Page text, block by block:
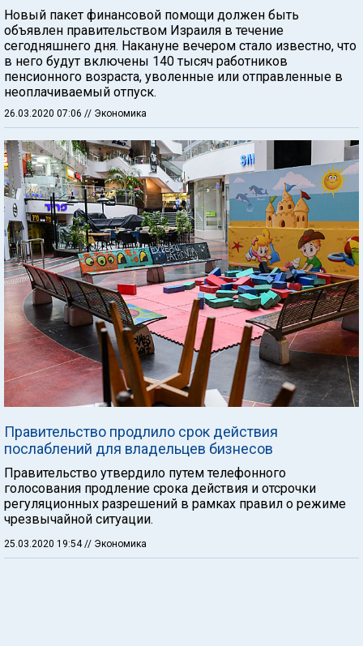
Новый пакет финансовой помощи должен быть
объявлен правительством Израиля в течение
сегодняшнего дня. Накануне вечером стало известно, что
в него будут включены 140 тысяч работников
пенсионного возраста, уволенные или отправленные в
неоплачиваемый отпуск.
26.03.2020 07:06 // Экономика
Правительство продлило срок действия
послаблений для владельцев бизнесов
Правительство утвердило путем телефонного
голосования продление срока действия и отсрочки
регуляционных разрешений в рамках правил о режиме
чрезвычайной ситуации.
25.03.2020 19:54 // Экономика